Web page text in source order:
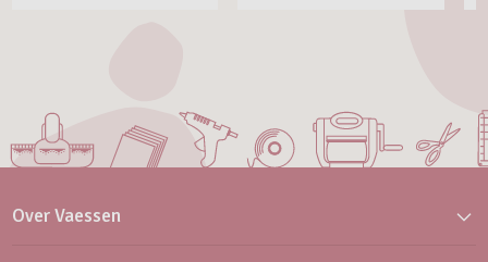
Over Vaessen